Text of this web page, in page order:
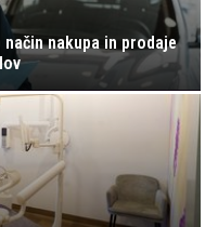
nakupa in prodaje